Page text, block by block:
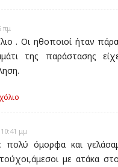
πμ
. Οι ηθοποιοί ήταν
της παράστασης
μμ
πολύ όμορφα και
με ατάκα